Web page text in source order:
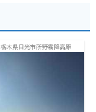
栃木県日光市所野霧降高原